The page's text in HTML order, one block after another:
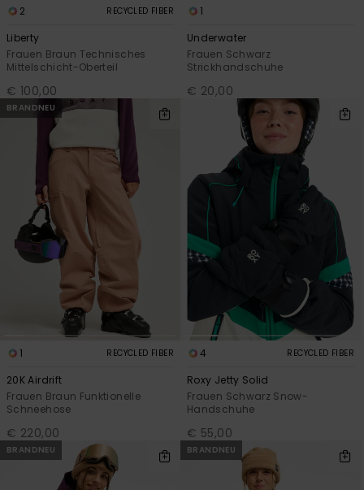
2 RECYCLED FIBER
Liberty
Frauen Braun Technisches
Mittelschicht-Oberteil
€ 100,00
1
Underwater
Frauen Schwarz
Strickhandschuhe
€ 20,00
BRANDNEU
1 RECYCLED FIBER
20K Airdrift
Frauen Braun Funktionelle
Schneehose
€ 220,00
4 RECYCLED FIBER
Roxy Jetty Solid
Frauen Schwarz Snow-
Handschuhe
€ 55,00
BRANDNEU BRANDNEU